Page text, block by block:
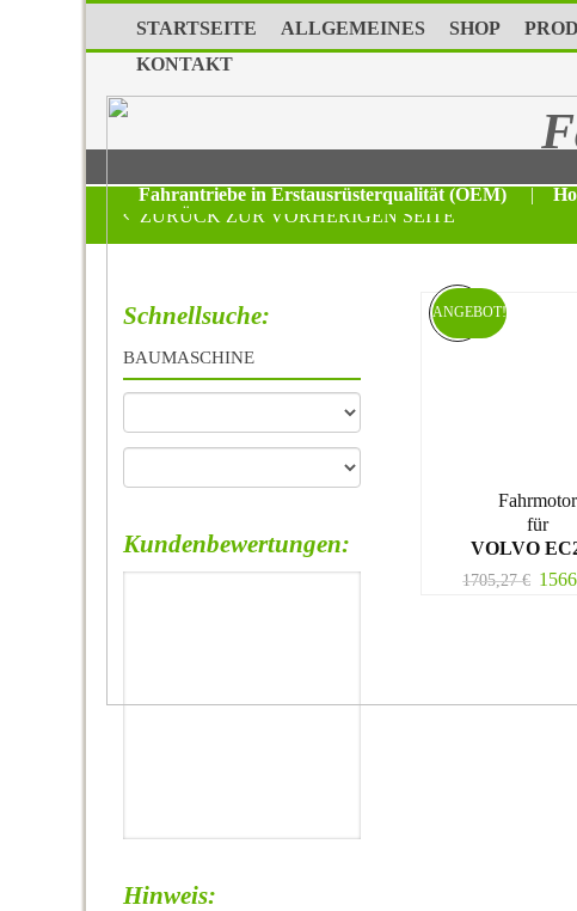
STARTSEITE ALLGEMEINES SHOP
KONTAKT
Fahrantriebe in Erstausrüsterqualität (OEM) |
ZURÜCK ZUR VORHERIGEN SEITE
Fahrmotor
für
VOLVO
1705,27€
ANGEBOT!
Schnellsuche:
BAUMASCHINE
Kundenbewertungen:
Hinweis: